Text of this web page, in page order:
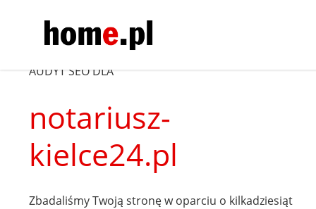
AUDYT SEO DLA
notariusz-
kielce24.pl
Zbadaliśmy Twoją stronę w oparciu o kilkadziesiąt